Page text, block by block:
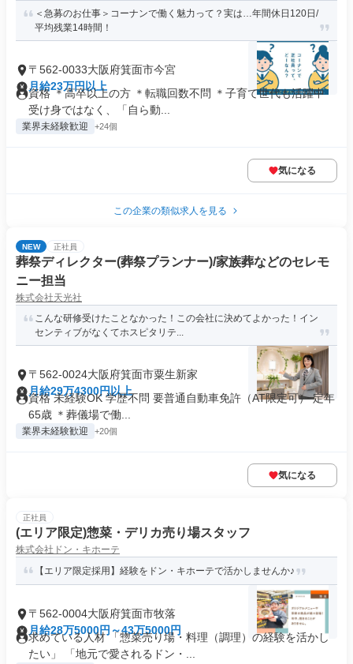
＜急募のお仕事＞コーナンで働く魅力って？実は…年間休日120日/
平均残業14時間！
〒562-0033大阪府箕面市今宮
月給23万円以上
資格 ＊高卒以上の方 ＊転職回数不問 ＊子育て世代も活躍中
受け身ではなく、「自ら動...
業界未経験歓迎 +24個
気になる
この企業の類似求人を見る
NEW 正社員
葬祭ディレクター(葬祭プランナー)/家族葬などのセレモ
ニー担当
株式会社天光社
こんな研修受けたことなかった！この会社に決めてよかった！イン
センティブがなくてホスピタリテ...
〒562-0024大阪府箕面市粟生新家
月給29万4300円以上
資格 未経験OK 学歴不問 要普通自動車免許（AT限定可） 定年
65歳 ＊葬儀場で働...
業界未経験歓迎 +20個
気になる
正社員
(エリア限定)惣菜・デリカ売り場スタッフ
株式会社ドン・キホーテ
【エリア限定採用】経験をドン・キホーテで活かしませんか♪
〒562-0004大阪府箕面市牧落
月給28万5000円～43万5000円
求めている人材 「惣菜売り場・料理（調理）の経験を活かし
たい」 「地元で愛されるドン・...